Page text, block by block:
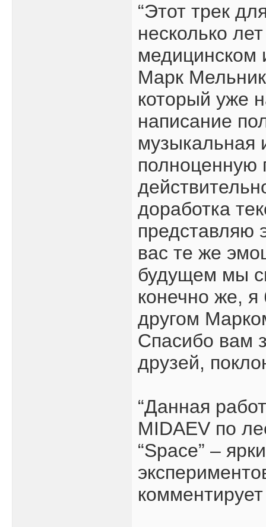
“Этот трек
несколько
медицинском
Марк
который уже
написание
музыкальная
полноценную
доработка
представляю
вас те же
будущем мы
конечно же,
другом
Спасибо вам
друзей,
“Данная
MIDAEV по
“Space” –